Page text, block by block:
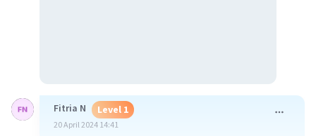
Fitria N Level 1
20 April 2024 14:41